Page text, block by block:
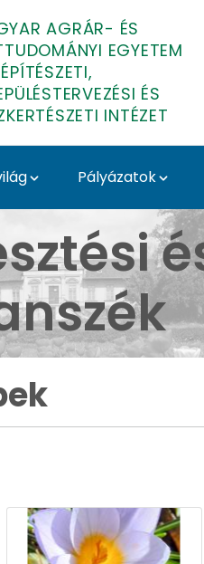
AGRÁR- ÉS
EGYETEM
ÉS
INTÉZET
Pályázatok
-